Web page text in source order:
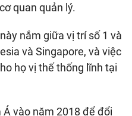
quan quản lý.
nắm giữa vị trí số 1 và
và Singapore, và việc
họ vị thế thống lĩnh tại
vào năm 2018 để đổi